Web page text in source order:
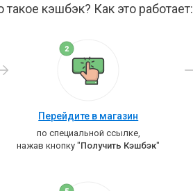
такое кэшбэк? Как это работает:
Перейдите в магазин
по специальной ссылке,
нажав кнопку "Получить Кэшбэк"